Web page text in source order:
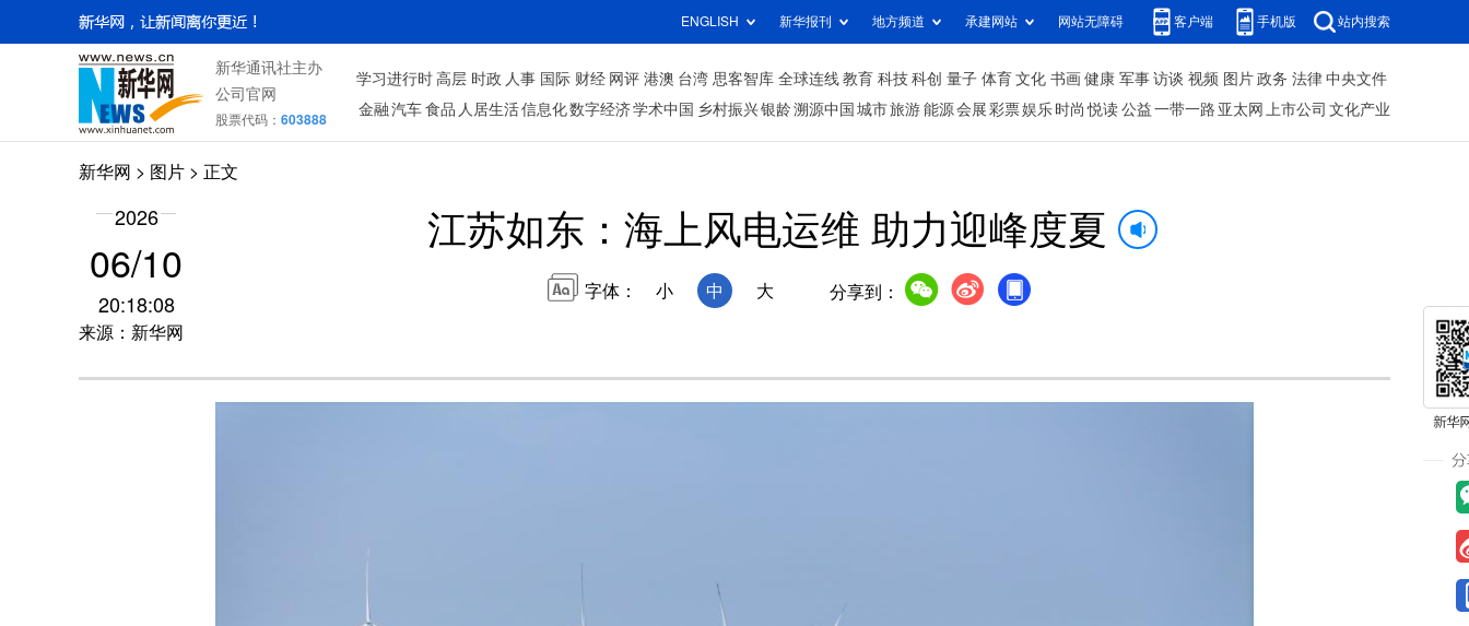
ENGLISH 新华报刊 地方频道 承建网站 网站无障碍 客户端 手机版 站内搜索
新华通讯社主办
公司官网
股票代码： 603888
学习进行时 高层 时政 人事 国际 财经 网评 港澳 台湾 思客智库 全球连线 教育 科技 科创 量子 体育 文化 书画 健康 军事 访谈 视频 图片 政务 法律 中央文件
金融 汽车 食品 人居生活信息化数字经济学术中国 乡村振兴银龄溯源中国 城市旅游 能源 会展 彩票娱乐 时尚 悦读 公益 一带一路 亚太网 上市公司 文化产业
新华网 > 图片 > 正文
2026
06/10
20:18:08
来源：新华网
江苏如东：海上风电运维 助力迎峰度夏
字体： 小 中 大 分享到：